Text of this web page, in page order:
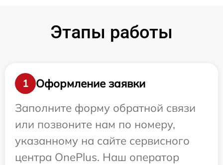
Этапы работы
1
Оформление заявки
Заполните форму обратной связи
или позвоните нам по номеру,
указанному на сайте сервисного
центра OnePlus. Наш оператор